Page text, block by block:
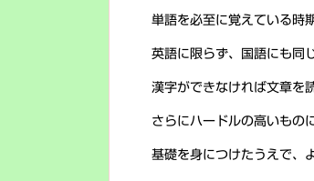
単語を必至に覚えている時
英語に限らず、国語にも同
漢字ができなければ文章を
さらにハードルの高いもの
基礎を身につけたうえで、